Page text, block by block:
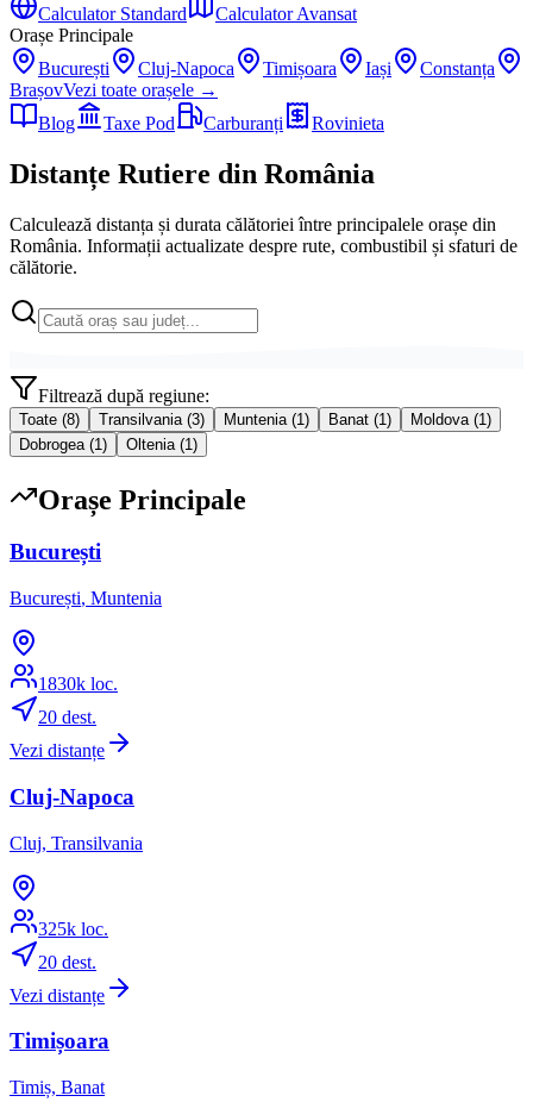
Calculator Standard
Calculator Avansat
Orașe Principale
București
Cluj-Napoca Timișoara Iași
Constanța
BrașovVezi toate orașele →
Blog
Taxe Pod Carburanți Rovinieta
Distanțe Rutiere din România
Calculează distanța și durata călătoriei între principalele orașe din
România. Informații actualizate despre rute, combustibil și sfaturi de
călătorie.
Filtrează după regiune:
Toate (8) Transilvania (3) Muntenia (1) Banat (1) Moldova (1)
Dobrogea (1) Oltenia (1)
Orașe Principale
București
București, Muntenia
1830k loc.
20 dest.
Vezi distanțe
Cluj-Napoca
Cluj, Transilvania
325k loc.
20 dest.
Vezi distanțe
Timișoara
Timiș, Banat